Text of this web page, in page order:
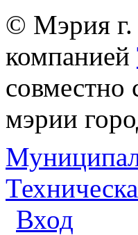
© Мэрия г.
компанией
совместно
мэрии
Вход